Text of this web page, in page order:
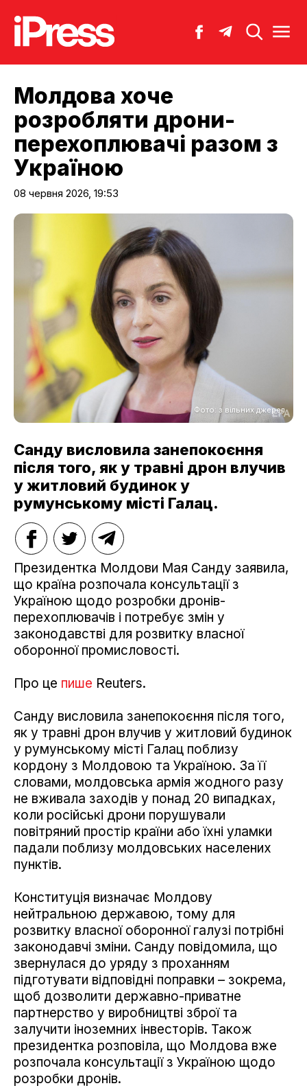
Молдова хоче
розробляти дрони-
перехоплювачі разом з
Україною
08 червня 2026, 19:53
Фото: з вільних джерел
Санду висловила занепокоєння
після того, як у травні дрон влучив
у житловий будинок у
румунському місті Галац.
Президентка Молдови Мая Санду заявила,
що країна розпочала консультації з
Україною щодо розробки дронів-
перехоплювачів і потребує змін у
законодавстві для розвитку власної
оборонної промисловості.
Про це пише Reuters.
Санду висловила занепокоєння після того,
як у травні дрон влучив у житловий будинок
у румунському місті Галац поблизу
кордону з Молдовою та Україною. За її
словами, молдовська армія жодного разу
не вживала заходів у понад 20 випадках,
коли російські дрони порушували
повітряний простір країни або їхні уламки
падали поблизу молдовських населених
пунктів.
Конституція визначає Молдову
нейтральною державою, тому для
розвитку власної оборонної галузі потрібні
законодавчі зміни. Санду повідомила, що
звернулася до уряду з проханням
підготувати відповідні поправки – зокрема,
щоб дозволити державно-приватне
партнерство у виробництві зброї та
залучити іноземних інвесторів. Також
президентка розповіла, що Молдова вже
розпочала консультації з Україною щодо
розробки дронів.